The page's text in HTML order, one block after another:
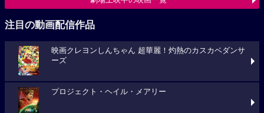
注目の動画配信作品
映画クレヨンしんちゃん 超華麗！灼熱のカスカベダンサ
ーズ
プロジェクト・ヘイル・メアリー